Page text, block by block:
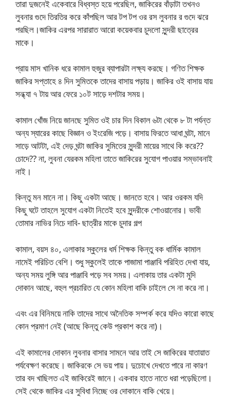
তারা দুজনেই একেবারে বিধ্বস্ত হয়ে পরেছিল, জাকিরের বাঁড়াটা তখনও
লুবনার গুদে তিরতির করে কাঁপছিল আর টপ টপ ওর রস লুবনার র গুদে ঝরে
পরছিল।জাকির এরপর সারারাত আরো কয়েকবার চুদলো সুন্দরী ছাত্রের
মাকে।
প্রায় মাস খানিক ধরে কামাল হুজুর ব্যাপারটা লক্ষ্য করছে। গণিত শিক্ষক
জাকির সপ্তাহে ৪ দিন সুমিতকে তাদের বাসায় পড়ায়। জাকির ওই বাসায় যায়
সন্ধ্যা ৭ টায় আর ফেরে ১০ট সাড়ে দশটার সময়।
কামাল খোঁজ নিয়ে জানছে সুমিত ওই চার দিন বিকাল ৬টা থেকে ৮ টা পর্যন্ত
অন্য স্যারের কাছে বিজ্ঞান ও ইংরেজি পড়ে। বাসায় ফিরতে আধা ঘন্টা, মানে
সাড়ে আটটা, এই দেড় ঘন্টা জাকির সুমিতের সুন্দরী মায়ের সাথে কি করে??
চোদে?? না, লুবনা যেরকম মহিলা তাতে জাকিরের সুযোগ পাওয়ার সম্ভাবনাই
নাই।
কিন্তু মন মানে না। কিছু একটা আছে। জানতে হবে। আর ওরকম যদি
কিছু ঘটে তাহলে সুযোগ একটা নিতেই হবে সুন্দরীকে শোওয়ানোর। ভাবী
তোমার নাভির নিচে দাবি- ছাত্রীর মাকে চুদার গল্প
কামাল, বয়স ৪০, এলাকার স্কুলের ধর্ম শিক্ষক কিন্তু বক ধার্মিক কামাল
নামেই পরিচিত বেশি। শুধু স্কুলেই তাকে পাজামা পাঞ্জাবি পরিহিত দেখা যায়,
অন্য সময় লুঙ্গি আর পাঞ্জাবি পড়ে সব সময়। এলাকায় তার একটা মুদি
দোকান আছে, বহুল প্রচারিত যে কোন মহিলা বাকি চাইলে সে না করে না।
এবং এর বিনিময়ে নাকি তাদের সাথে অনৈতিক সম্পর্ক করে যদিও কারো কাছে
কোন প্রমাণ নেই (আছে কিন্তু কেউ প্রকাশ করে না)।
এই কামালের দোকান লুবনার বাসার সামনে আর তাই সে জাকিরের যাতায়াত
পর্যবেক্ষণ করেছে। জাকিরকে সে ভয় পায়। দুচোখে দেখতে পারে না কারণ
তার বদ খাছিলত এই জাকিরেই জানে। একবার হাতে নাতে ধরা পড়েছিলো।
সেই থেকে জাকির এর সুবিধা নিচ্ছে ওর দোকানে বাকি খেয়ে।